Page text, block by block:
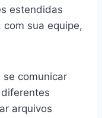
estendidas
sua equipe,
comunicar
arquivos